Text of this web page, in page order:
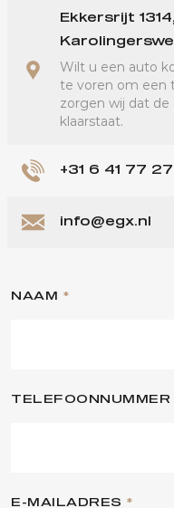
Ekkersrijt
Wilt u een auto
te voren om een
zorgen wij dat
klaarstaat.
+31 6 41 77
info@egx.nl
NAAM *
TELEFOONNUMMER
E-MAILADRES *